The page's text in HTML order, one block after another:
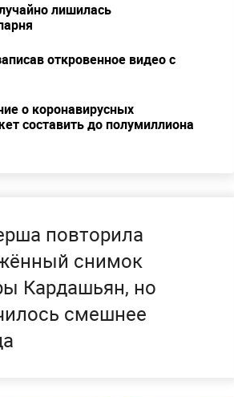
лишилась
откровенное видео с
о коронавирусных
составить до полумиллиона
повторила
снимок
Кардашьян, но
смешнее